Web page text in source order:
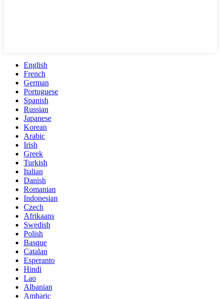
English
French
German
Portuguese
Spanish
Russian
Japanese
Korean
Arabic
Irish
Greek
Turkish
Italian
Danish
Romanian
Indonesian
Czech
Afrikaans
Swedish
Polish
Basque
Catalan
Esperanto
Hindi
Lao
Albanian
Amharic